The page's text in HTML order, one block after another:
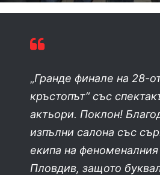
„Гранде финале на 28-
кръстопът“ със
актьори. Поклон!
изпълни салона със
екипа на
Пловдив, защото